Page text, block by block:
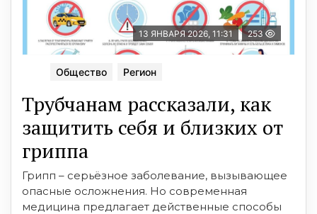
13 ЯНВАРЯ 2026, 11:31 253
Общество Регион
Трубчанам рассказали, как
защитить себя и близких от
гриппа
Грипп – серьёзное заболевание, вызывающее
опасные осложнения. Но современная
медицина предлагает действенные способы